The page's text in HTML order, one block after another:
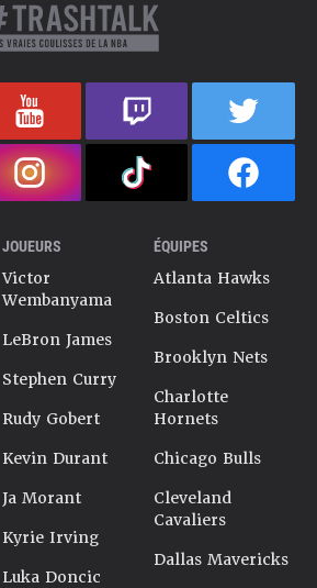
JOUEURS
Victor
Wembanyama
LeBron James
Stephen Curry
Rudy Gobert
Kevin Durant
Ja Morant
Kyrie Irving
Luka Doncic
ÉQUIPES
Atlanta Hawks
Boston Celtics
Brooklyn Nets
Charlotte
Hornets
Chicago Bulls
Cleveland
Cavaliers
Dallas Mavericks